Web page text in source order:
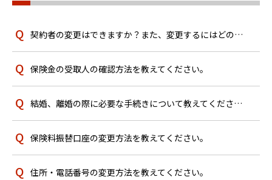
契約者の変更はできますか？また、変更するにはどのように手続きすればよいですか？
保険金の受取人の確認方法を教えてください。
結婚、離婚の際に必要な手続きについて教えてください。
保険料振替口座の変更方法を教えてください。
住所・電話番号の変更方法を教えてください。